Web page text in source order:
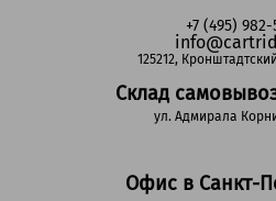
+7 (495) 982-
125212,
Склад
ул. Адмирала
Офис в Санкт-